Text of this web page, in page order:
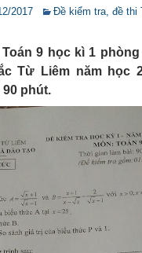
2017 Đề kiểm tra, đề thi
9 học kì 1
Từ Liêm năm học
phút.